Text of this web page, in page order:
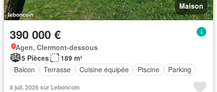
Maison
390 000 €
Agen, Clermont-dessous
5 Pièces
189 m²
Balcon
Terrasse Cuisine équipée Piscine Parking
8 juil. 2026 sur Leboncoin